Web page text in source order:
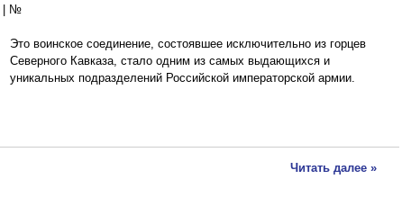
№
Это воинское соединение, состоявшее исключительно из горцев
Северного Кавказа, стало одним из самых выдающихся и
уникальных подразделений Российской императорской армии.
Читать далее »